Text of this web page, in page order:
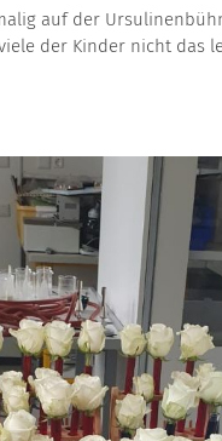
auf der
der Kinder nicht das